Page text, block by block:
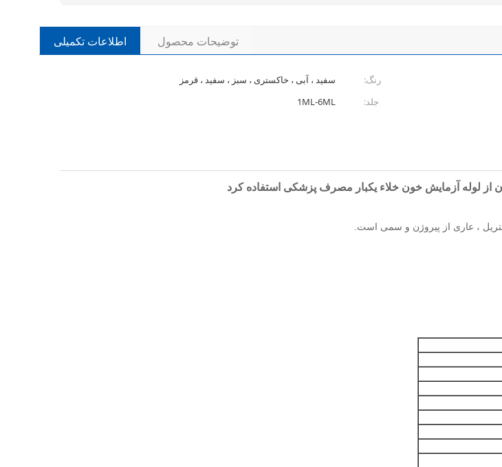
اطلاعات تکمیلی توضیحات محصول
رنگ:
سفید ، آبی ، خاکستری ، سبز ، سفید ، قرمز
جلد:
1ML-6ML